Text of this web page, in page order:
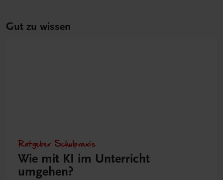
Gut zu wissen
Ratgeber Schulpraxis
Wie mit KI im Unterricht
umgehen?